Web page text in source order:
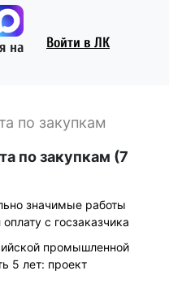
на
Войти в ЛК
по закупкам
по закупкам (7
значимые работы
с госзаказчика
промышленной
5 лет: проект